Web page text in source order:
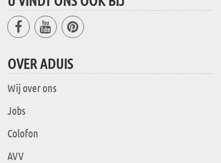
OVER ADUIS
Wij over ons
Jobs
Colofon
AVV